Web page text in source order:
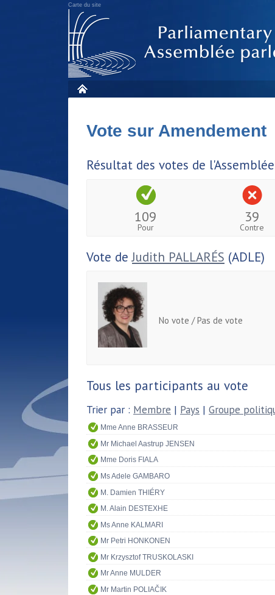
Carte du site
Vote sur Amendement
Résultat des votes de l'Assemblée
109
Pour
39
Contre
Vote deJudith PALLARÉS (ADLE)
No vote / Pas de vote
Tous les participants au vote
Trier par : Membre | Pays | Groupe
Mme Anne BRASSEUR
Mr Michael Aastrup JENSEN
Mme Doris FIALA
Ms Adele GAMBARO
M. Damien THIÉRY
M. Alain DESTEXHE
Ms Anne KALMARI
Mr Petri HONKONEN
Mr Krzysztof TRUSKOLASKI
Mr Anne MULDER
Mr Martin POLIAČIK